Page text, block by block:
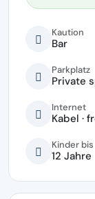
Kaution
Bar
Parkplatz
Private
Internet
Kabel ·
Kinder bis
12 Jahre